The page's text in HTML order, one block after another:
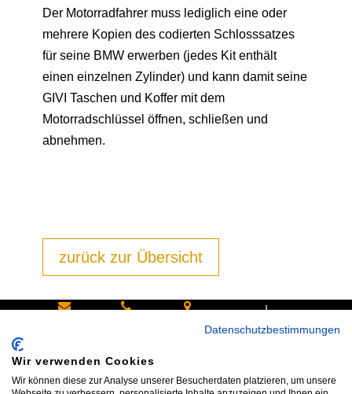
Der Motorradfahrer muss lediglich eine oder
mehrere Kopien des codierten Schlosssatzes
für seine BMW erwerben (jedes Kit enthält
einen einzelnen Zylinder) und kann damit seine
GIVI Taschen und Koffer mit dem
Motorradschlüssel öffnen, schließen und
abnehmen.
zurück zur Übersicht
info@bike
shop24.n
an:
Tel.+49
85540
|
Datenschutzbestimmungen
Wir verwenden Cookies
Wir können diese zur Analyse unserer Besucherdaten platzieren, um unsere